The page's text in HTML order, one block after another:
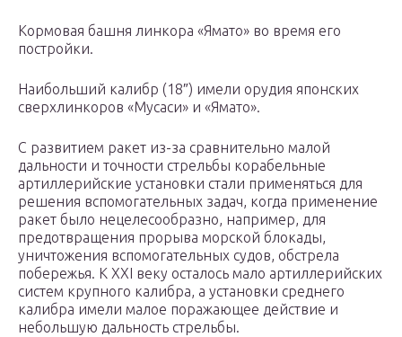
Кормовая башня линкора «Ямато» во время его
постройки.
Наибольший калибр (18″) имели орудия японских
сверхлинкоров «Мусаси» и «Ямато».
С развитием ракет из-за сравнительно малой
дальности и точности стрельбы корабельные
артиллерийские установки стали применяться для
решения вспомогательных задач, когда применение
ракет было нецелесообразно, например, для
предотвращения прорыва морской блокады,
уничтожения вспомогательных судов, обстрела
побережья. К XXI веку осталось мало артиллерийских
систем крупного калибра, а установки среднего
калибра имели малое поражающее действие и
небольшую дальность стрельбы.